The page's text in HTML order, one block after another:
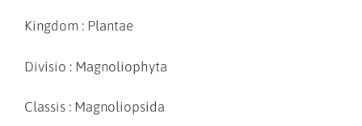
Kingdom : Plantae
Divisio : Magnoliophyta
Classis : Magnoliopsida